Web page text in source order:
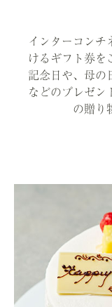
インターコンチ
けるギフト券を
記念日や、母の
などのプレゼン
の贈り